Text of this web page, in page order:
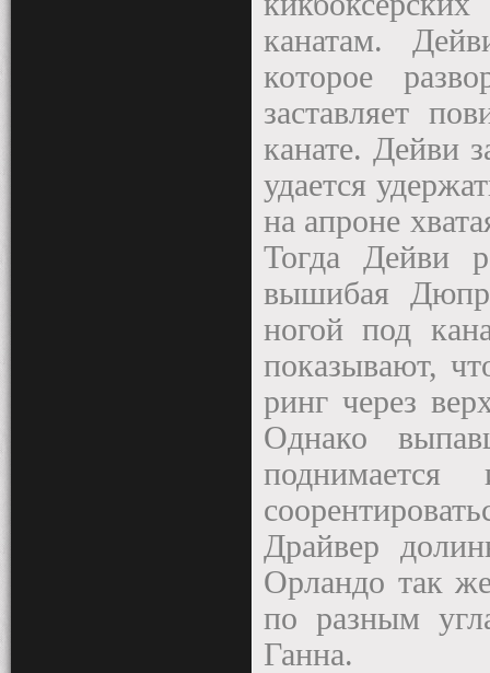
канатам.
которое
заставляет
канате. Дейви
удается
на апроне
Тогда Дейви
вышибая
ногой под
показывают,
ринг через
Однако
Драйвер
Орландо так
по разным
Ганна.